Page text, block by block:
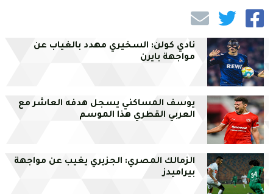
نادي كولن: السخيري مهدد بالغياب عن
مواجهة بايرن
يوسف المساكني يسجل هدفه العاشر مع
العربي القطري هذا الموسم
الزمالك المصري: الجزيري يغيب عن مواجهة
بيراميدز